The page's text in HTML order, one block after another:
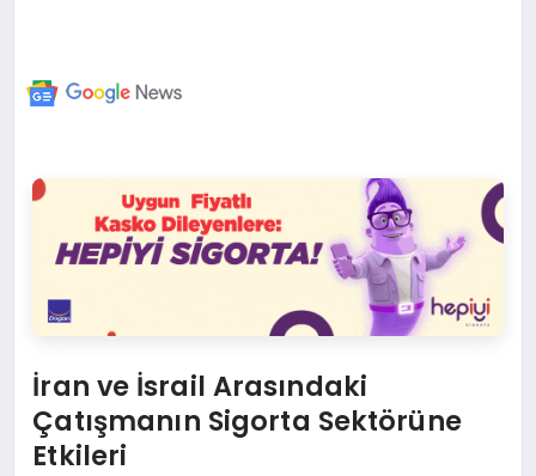
İran ve İsrail Arasındaki
Çatışmanın Sigorta Sektörüne
Etkileri